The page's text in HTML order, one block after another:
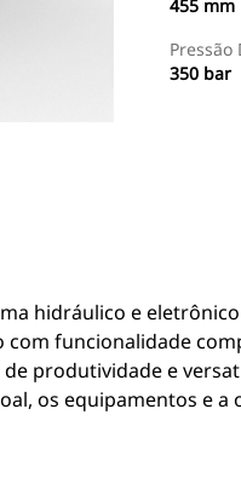
455 mm
Pressão
350 bar
hidráulico e
com funcionalidade
produtividade e
os equipamentos e a